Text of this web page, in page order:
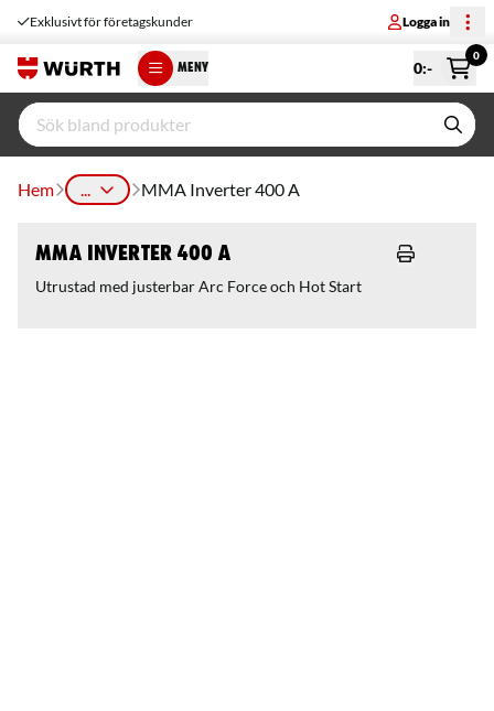
Exklusivt för företagskunder Logga in
MENY 0:-
0
Hem ... MMA Inverter 400 A
MMA Inverter 400 A
Utrustad med justerbar Arc Force och Hot Start